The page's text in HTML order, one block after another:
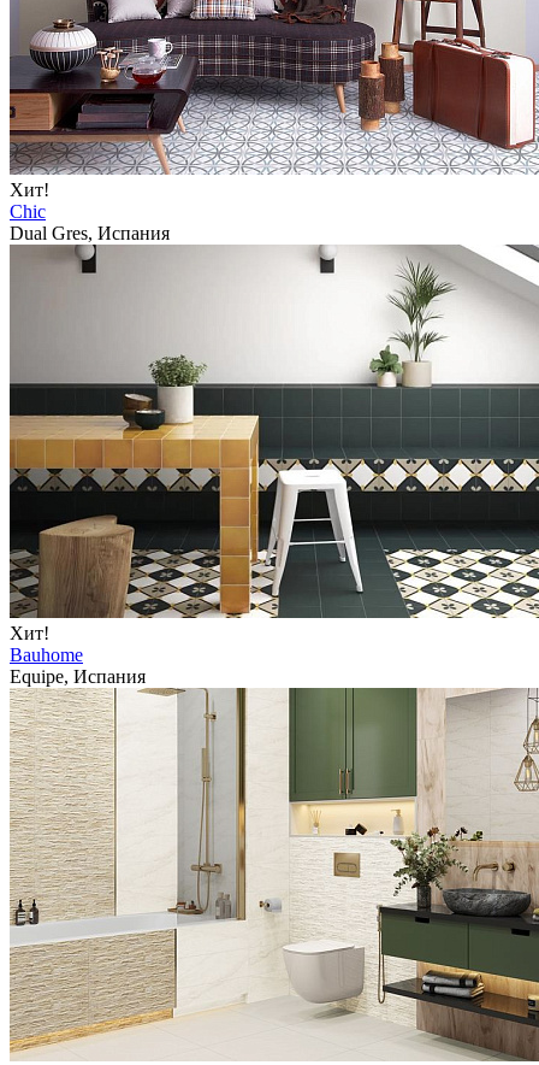
Хит!
Chic
Dual Gres, Испания
Хит!
Bauhome
Equipe, Испания